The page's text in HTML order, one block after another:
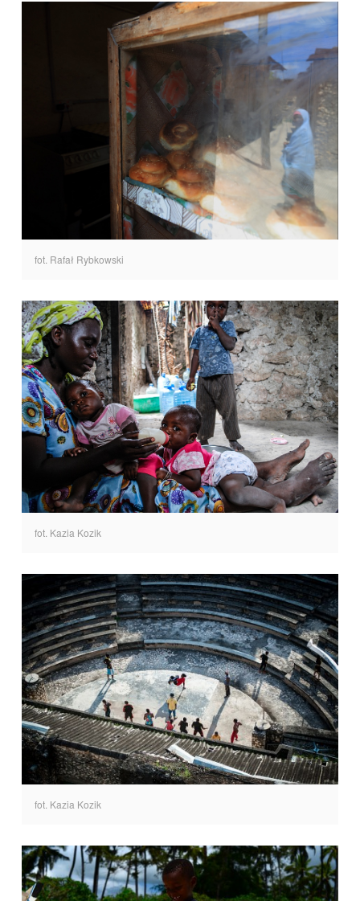
fot. Rafał Rybkowski
fot. Kazia Kozik
fot. Kazia Kozik